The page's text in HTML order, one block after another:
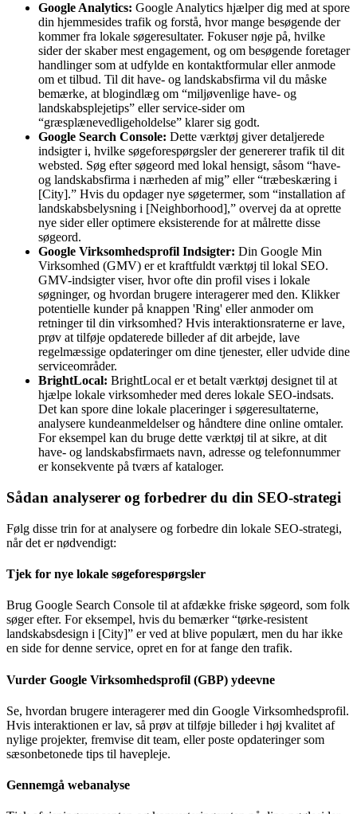
Google Analytics: Google Analytics hjælper dig med at spore
din hjemmesides trafik og forstå, hvor mange besøgende der
kommer fra lokale søgeresultater. Fokuser nøje på, hvilke
sider der skaber mest engagement, og om besøgende foretager
handlinger som at udfylde en kontaktformular eller anmode
om et tilbud. Til dit have- og landskabsfirma vil du måske
bemærke, at blogindlæg om “miljøvenlige have- og
landskabsplejetips” eller service-sider om
“græsplænevedligeholdelse” klarer sig godt.
Google Search Console: Dette værktøj giver detaljerede
indsigter i, hvilke søgeforespørgsler der genererer trafik til dit
websted. Søg efter søgeord med lokal hensigt, såsom “have-
og landskabsfirma i nærheden af mig” eller “træbeskæring i
[City].” Hvis du opdager nye søgetermer, som “installation af
landskabsbelysning i [Neighborhood],” overvej da at oprette
nye sider eller optimere eksisterende for at målrette disse
søgeord.
Google Virksomhedsprofil Indsigter: Din Google Min
Virksomhed (GMV) er et kraftfuldt værktøj til lokal SEO.
GMV-indsigter viser, hvor ofte din profil vises i lokale
søgninger, og hvordan brugere interagerer med den. Klikker
potentielle kunder på knappen 'Ring' eller anmoder om
retninger til din virksomhed? Hvis interaktionsraterne er lave,
prøv at tilføje opdaterede billeder af dit arbejde, lave
regelmæssige opdateringer om dine tjenester, eller udvide dine
serviceområder.
BrightLocal: BrightLocal er et betalt værktøj designet til at
hjælpe lokale virksomheder med deres lokale SEO-indsats.
Det kan spore dine lokale placeringer i søgeresultaterne,
analysere kundeanmeldelser og håndtere dine online omtaler.
For eksempel kan du bruge dette værktøj til at sikre, at dit
have- og landskabsfirmaets navn, adresse og telefonnummer
er konsekvente på tværs af kataloger.
Sådan analyserer og forbedrer du din SEO-strategi
Følg disse trin for at analysere og forbedre din lokale SEO-strategi,
når det er nødvendigt:
Tjek for nye lokale søgeforespørgsler
Brug Google Search Console til at afdække friske søgeord, som folk
søger efter. For eksempel, hvis du bemærker “tørke-resistent
landskabsdesign i [City]” er ved at blive populært, men du har ikke
en side for denne service, opret en for at fange den trafik.
Vurder Google Virksomhedsprofil (GBP) ydeevne
Se, hvordan brugere interagerer med din Google Virksomhedsprofil.
Hvis interaktionen er lav, så prøv at tilføje billeder i høj kvalitet af
nylige projekter, fremvise dit team, eller poste opdateringer som
sæsonbetonede tips til havepleje.
Gennemgå webanalyse